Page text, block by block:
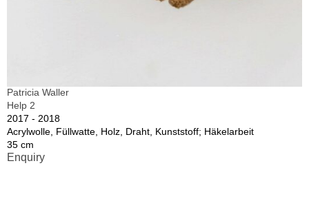
Patricia Waller
Help 2
2017 - 2018
Acrylwolle, Füllwatte, Holz, Draht, Kunststoff; Häkelarbeit
35 cm
Enquiry